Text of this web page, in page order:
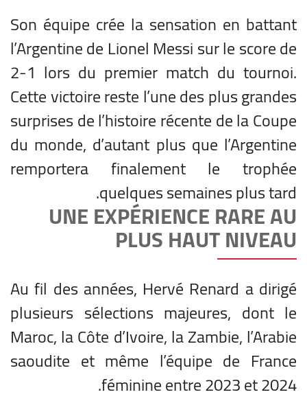
Son équipe crée la sensation en battant
l’Argentine de Lionel Messi sur le score de
2-1 lors du premier match du tournoi.
Cette victoire reste l’une des plus grandes
surprises de l’histoire récente de la Coupe
du monde, d’autant plus que l’Argentine
remportera finalement le trophée
quelques semaines plus tard.
UNE EXPÉRIENCE RARE AU
PLUS HAUT NIVEAU
Au fil des années, Hervé Renard a dirigé
plusieurs sélections majeures, dont le
Maroc, la Côte d’Ivoire, la Zambie, l’Arabie
saoudite et même l’équipe de France
féminine entre 2023 et 2024.